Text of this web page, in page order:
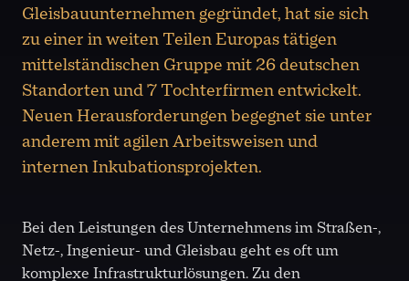
Gleisbauunternehmen gegründet, hat sie sich
zu einer in weiten Teilen Europas tätigen
mittelständischen Gruppe mit 26 deutschen
Standorten und 7 Tochterfirmen entwickelt.
Neuen Herausforderungen begegnet sie unter
anderem mit agilen Arbeitsweisen und
internen Inkubationsprojekten.
Bei den Leistungen des Unternehmens im Straßen-,
Netz-, Ingenieur- und Gleisbau geht es oft um
komplexe Infrastrukturlösungen. Zu den